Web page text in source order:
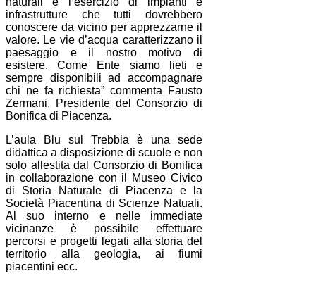
infrastrutture che tutti dovrebbero
conoscere da vicino per apprezzarne il
valore. Le vie d’acqua caratterizzano il
paesaggio e il nostro motivo di
esistere. Come Ente siamo lieti e
sempre disponibili ad accompagnare
chi ne fa richiesta” commenta Fausto
Zermani, Presidente del Consorzio di
Bonifica di Piacenza.
L’aula Blu sul Trebbia è una sede
didattica a disposizione di scuole e non
solo allestita dal Consorzio di Bonifica
in collaborazione con il Museo Civico
di Storia Naturale di Piacenza e la
Società Piacentina di Scienze Natuali.
Al suo interno e nelle immediate
vicinanze è possibile effettuare
percorsi e progetti legati alla storia del
territorio alla geologia, ai fiumi
piacentini ecc.